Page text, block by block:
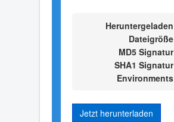
Heruntergeladen
Dateigröße
MD5 Signatur
SHA1 Signatur
Environments
Jetzt herunterladen